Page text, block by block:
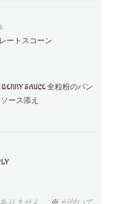
レートスコーン
BERRY SAUCE 全粒粉のパン
ース添え